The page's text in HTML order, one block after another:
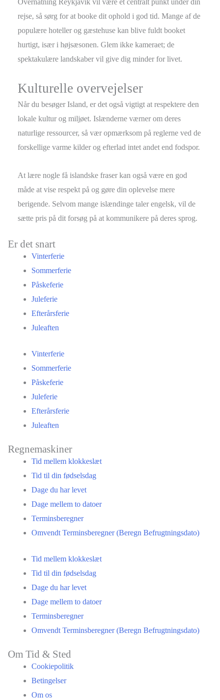
Overnatning Reykjavik vil være et centralt punkt under din
rejse, så sørg for at booke dit ophold i god tid. Mange af de
populære hoteller og gæstehuse kan blive fuldt booket
hurtigt, især i højsæsonen. Glem ikke kameraet; de
spektakulære landskaber vil give dig minder for livet.
Kulturelle overvejelser
Når du besøger Island, er det også vigtigt at respektere den
lokale kultur og miljøet. Islænderne værner om deres
naturlige ressourcer, så vær opmærksom på reglerne ved de
forskellige varme kilder og efterlad intet andet end fodspor.
At lære nogle få islandske fraser kan også være en god
måde at vise respekt på og gøre din oplevelse mere
berigende. Selvom mange islændinge taler engelsk, vil de
sætte pris på dit forsøg på at kommunikere på deres sprog.
Er det snart
Vinterferie
Sommerferie
Påskeferie
Juleferie
Efterårsferie
Juleaften
Vinterferie
Sommerferie
Påskeferie
Juleferie
Efterårsferie
Juleaften
Regnemaskiner
Tid mellem klokkeslæt
Tid til din fødselsdag
Dage du har levet
Dage mellem to datoer
Terminsberegner
Omvendt Terminsberegner (Beregn Befrugtningsdato)
Tid mellem klokkeslæt
Tid til din fødselsdag
Dage du har levet
Dage mellem to datoer
Terminsberegner
Omvendt Terminsberegner (Beregn Befrugtningsdato)
Om Tid & Sted
Cookiepolitik
Betingelser
Om os